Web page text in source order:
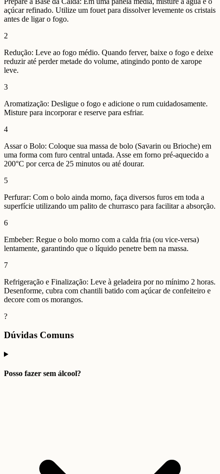
açúcar refinado. Utilize um fouet para dissolver levemente os cristais
antes de ligar o fogo.
2
Redução: Leve ao fogo médio. Quando ferver, baixe o fogo e deixe
reduzir até perder metade do volume, atingindo ponto de xarope
leve.
3
Aromatização: Desligue o fogo e adicione o rum cuidadosamente.
Misture para incorporar e reserve para esfriar.
4
Assar o Bolo: Coloque sua massa de bolo (Savarin ou Brioche) em
uma forma com furo central untada. Asse em forno pré-aquecido a
200°C por cerca de 25 minutos ou até dourar.
5
Perfurar: Com o bolo ainda morno, faça diversos furos em toda a
superfície utilizando um palito de churrasco para facilitar a absorção.
6
Embeber: Regue o bolo morno com a calda fria (ou vice-versa)
lentamente, garantindo que o líquido penetre bem na massa.
7
Refrigeração e Finalização: Leve à geladeira por no mínimo 2 horas.
Desenforme, cubra com chantili batido com açúcar de confeiteiro e
decore com os morangos.
?
Dúvidas Comuns
Posso fazer sem álcool?